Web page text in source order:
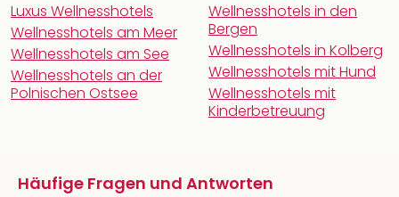
Luxus Wellnesshotels
Wellnesshotels am Meer
Wellnesshotels am See
Wellnesshotels an der
Polnischen Ostsee
Wellnesshotels in den
Bergen
Wellnesshotels in Kolberg
Wellnesshotels mit Hund
Wellnesshotels mit
Kinderbetreuung
Häufige Fragen und Antworten